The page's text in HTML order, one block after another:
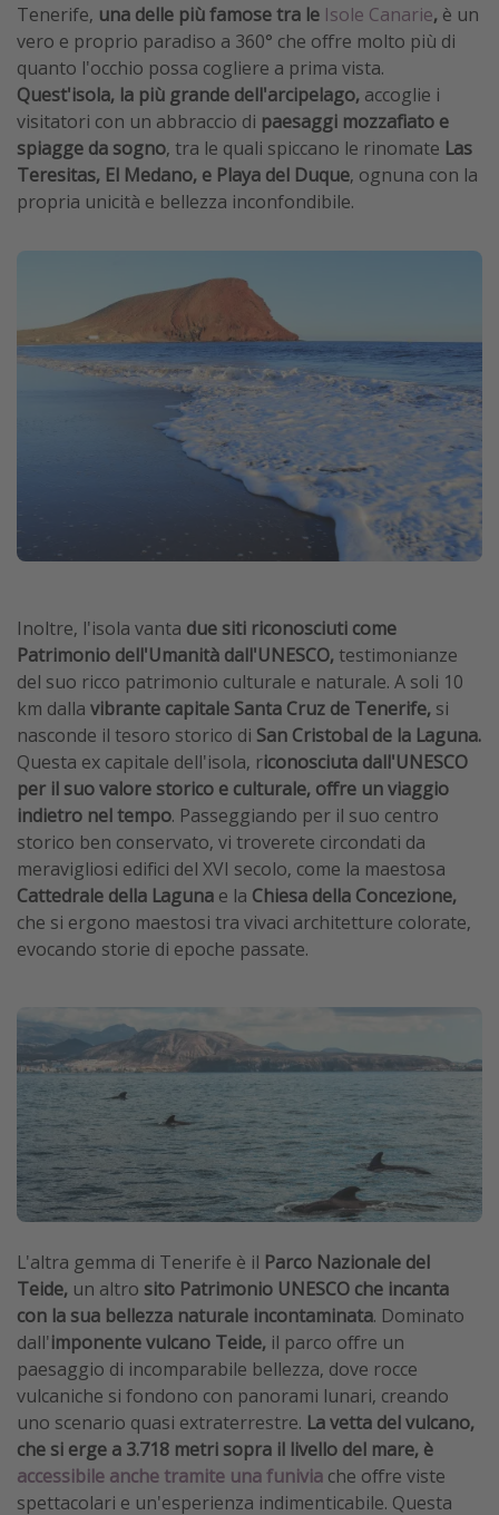
Tenerife, una delle più famose tra le Isole Canarie, è un
vero e proprio paradiso a 360° che offre molto più di
quanto l'occhio possa cogliere a prima vista.
Quest'isola, la più grande dell'arcipelago, accoglie i
visitatori con un abbraccio di paesaggi mozzafiato e
spiagge da sogno, tra le quali spiccano le rinomate Las
Teresitas, El Medano, e Playa del Duque, ognuna con la
propria unicità e bellezza inconfondibile.
Inoltre, l'isola vanta due siti riconosciuti come
Patrimonio dell'Umanità dall'UNESCO, testimonianze
del suo ricco patrimonio culturale e naturale. A soli 10
km dalla vibrante capitale Santa Cruz de Tenerife, si
nasconde il tesoro storico di San Cristobal de la Laguna.
Questa ex capitale dell'isola, riconosciuta dall'UNESCO
per il suo valore storico e culturale, offre un viaggio
indietro nel tempo. Passeggiando per il suo centro
storico ben conservato, vi troverete circondati da
meravigliosi edifici del XVI secolo, come la maestosa
Cattedrale della Laguna e la Chiesa della Concezione,
che si ergono maestosi tra vivaci architetture colorate,
evocando storie di epoche passate.
L'altra gemma di Tenerife è il Parco Nazionale del
Teide, un altro sito Patrimonio UNESCO che incanta
con la sua bellezza naturale incontaminata. Dominato
dall'imponente vulcano Teide, il parco offre un
paesaggio di incomparabile bellezza, dove rocce
vulcaniche si fondono con panorami lunari, creando
uno scenario quasi extraterrestre. La vetta del vulcano,
che si erge a 3.718 metri sopra il livello del mare, è
accessibile anche tramite una funivia che offre viste
spettacolari e un'esperienza indimenticabile. Questa